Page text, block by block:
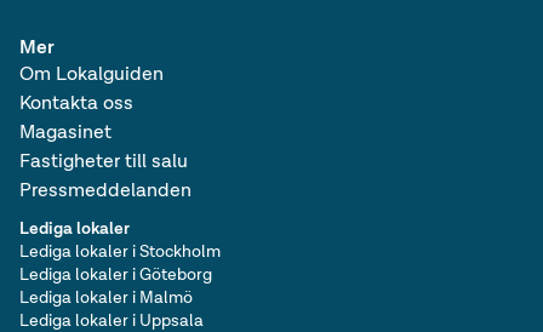
Mer
Om Lokalguiden
Kontakta oss
Magasinet
Fastigheter till salu
Pressmeddelanden
Lediga lokaler
Lediga lokaler i Stockholm
Lediga lokaler i Göteborg
Lediga lokaler i Malmö
Lediga lokaler i Uppsala